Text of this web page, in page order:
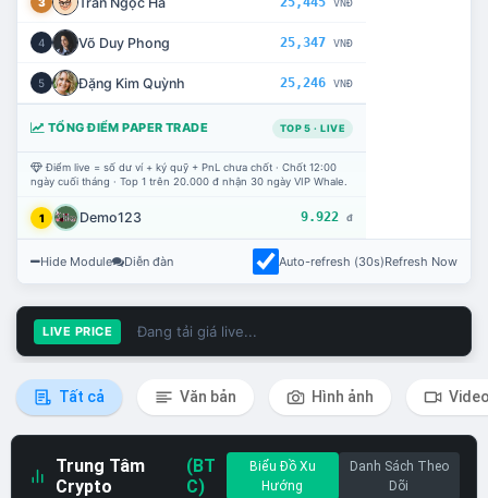
4 Võ Duy Phong 25,347 VNĐ
5 Đặng Kim Quỳnh 25,246 VNĐ
TỔNG ĐIỂM PAPER TRADE TOP 5 · LIVE
Điểm live = số dư ví + ký quỹ + PnL chưa chốt · Chốt 12:00
ngày cuối tháng · Top 1 trên 20.000 đ nhận 30 ngày VIP Whale.
1 Demo123 9.922 đ
Hide Module Diễn đàn Auto-refresh (30s)Refresh Now
LIVE PRICE Đang tải giá live...
Tất cả Văn bản Hình ảnh
Trung Tâm
Crypto
(BT
C)
Biểu Đồ Xu
Hướng
Danh Sách Theo
Dõi